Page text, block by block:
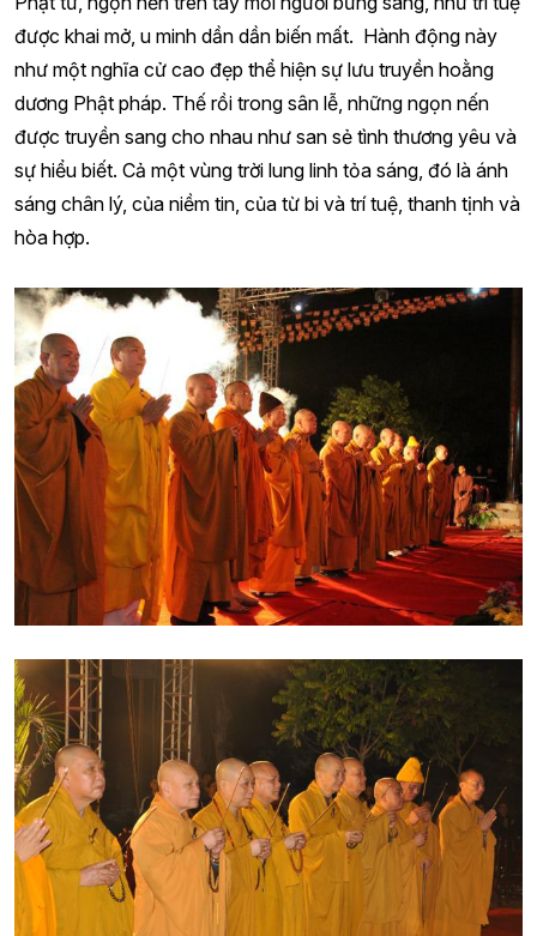
được khai mở, u minh dần dần biến mất. Hành động này
như một nghĩa cử cao đẹp thể hiện sự lưu truyền hoằng
dương Phật pháp. Thế rồi trong sân lễ, những ngọn nến
được truyền sang cho nhau như san sẻ tình thương yêu và
sự hiểu biết. Cả một vùng trời lung linh tỏa sáng, đó là ánh
sáng chân lý, của niềm tin, của từ bi và trí tuệ, thanh tịnh và
hòa hợp.